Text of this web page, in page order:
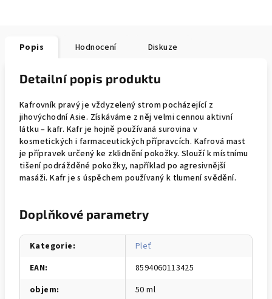
Popis Hodnocení Diskuze
Detailní popis produktu
Kafrovník pravý je vždyzelený strom pocházející z
jihovýchodní Asie. Získáváme z něj velmi cennou aktivní
látku – kafr. Kafr je hojně používaná surovina v
kosmetických i farmaceutických přípravcích. Kafrová mast
je přípravek určený ke zklidnění pokožky. Slouží k místnímu
tišení podrážděné pokožky, například po agresivnější
masáži. Kafr je s úspěchem používaný k tlumení svědění.
Doplňkové parametry
Kategorie:
Pleť
EAN:
8594060113425
objem:
50 ml